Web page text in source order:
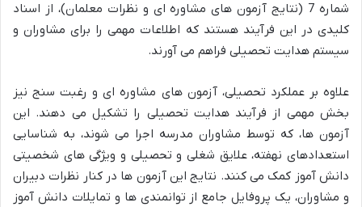
شماره 7 (نتایج آزمون های مشاوره ای و نظرات معلمان)، از اسناد
کلیدی در این فرآیند هستند که اطلاعات مهمی را برای مشاوران و
سیستم هدایت تحصیلی فراهم می آورند.
علاوه بر عملکرد تحصیلی، آزمون های مشاوره ای و رغبت سنج نیز
بخش مهمی از فرآیند هدایت تحصیلی را تشکیل می دهند. این
آزمون ها، که توسط مشاوران مدرسه اجرا می شوند، به شناسایی
استعدادهای نهفته، علایق شغلی و تحصیلی و ویژگی های شخصیتی
دانش آموز کمک می کنند. نتایج این آزمون ها در کنار نظرات دبیران
و مشاوران، یک پروفایل جامع از توانمندی ها و تمایلات دانش آموز